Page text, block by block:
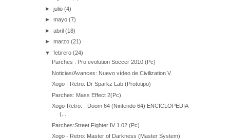
►julio(4)
►mayo(7)
►abril(18)
►marzo(21)
▼febrero(24)
Parches : Pro evolution Soccer 2010 (Pc)
Noticias/Avances: Nuevo vídeo de Civilization V.
Xogo - Retro: Dr Sparkz Lab (Prototipo)
Parches: Mass Effect 2(Pc)
Xogo-Retro. - Doom 64 (Nintendo 64) ENCICLOPEDIA
(...
Parches:Street Fighter IV 1.02 (Pc)
Xogo - Retro: Master of Darkness (Master System)